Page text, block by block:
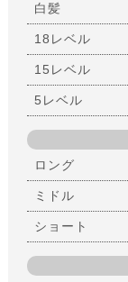
白髪
18レベル
15レベル
5レベル
ロング
ミドル
ショート